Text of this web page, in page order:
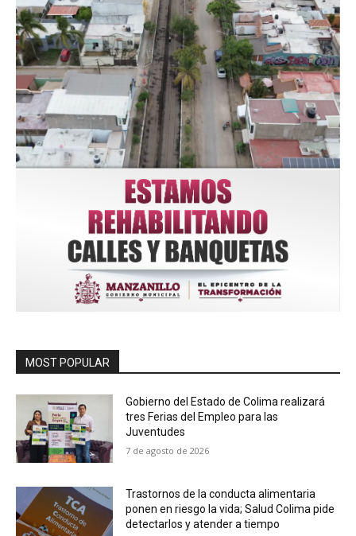
MOST POPULAR
Gobierno del Estado de Colima realizará
tres Ferias del Empleo para las
Juventudes
7 de agosto de 2026
Trastornos de la conducta alimentaria
ponen en riesgo la vida; Salud Colima pide
detectarlos y atender a tiempo